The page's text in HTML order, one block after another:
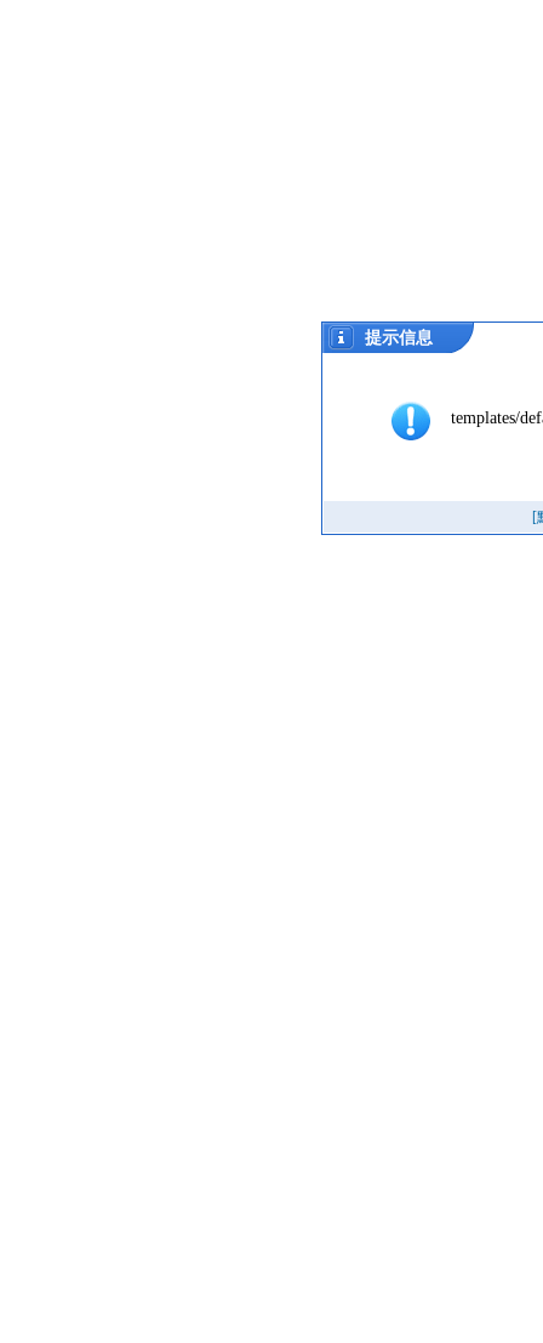
提示信息
templates/
[